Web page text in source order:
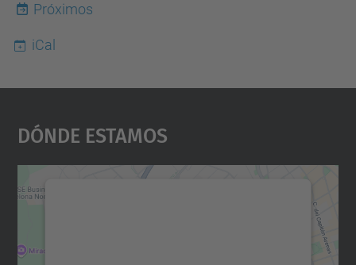
Próximos
iCal
Dónde Estamos